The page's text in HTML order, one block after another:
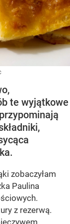
te wyjątkowe
zobaczyłam
Paulina
z rezerwą.